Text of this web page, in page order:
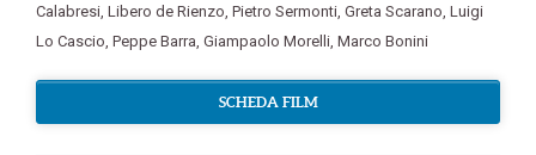
Calabresi Libero de Rienzo Pietro Sermonti Greta Scarano Luigi
Lo Cascio Peppe Barra Giampaolo Morelli Marco Bonini
SCHEDA FILM